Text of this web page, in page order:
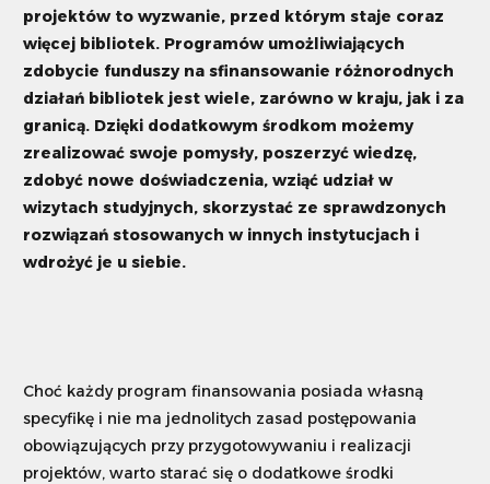
Projekty i akcje
Książki bez granic
Szukaj
Dostosuj
projektów to wyzwanie, przed którym staje coraz
więcej bibliotek. Programów umożliwiających
zdobycie funduszy na sfinansowanie różnorodnych
działań bibliotek jest wiele, zarówno w kraju, jak i za
granicą. Dzięki dodatkowym środkom możemy
zrealizować swoje pomysły, poszerzyć wiedzę,
zdobyć nowe doświadczenia, wziąć udział w
wizytach studyjnych, skorzystać ze sprawdzonych
rozwiązań stosowanych w innych instytucjach i
wdrożyć je u siebie.
Choć każdy program finansowania posiada własną
specyfikę i nie ma jednolitych zasad postępowania
obowiązujących przy przygotowywaniu i realizacji
projektów, warto starać się o dodatkowe środki